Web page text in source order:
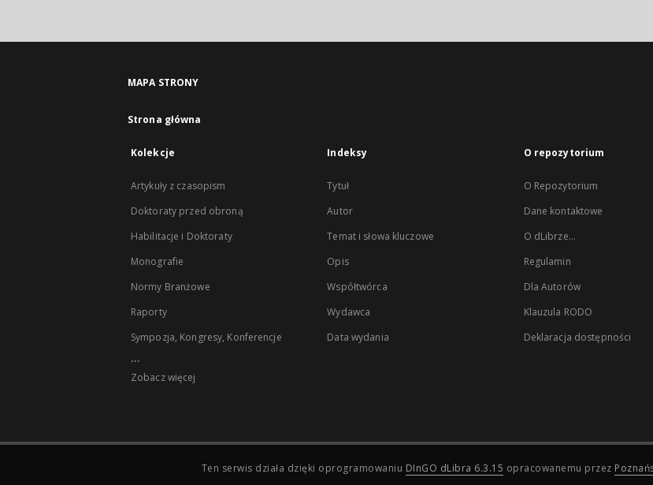
MAPA STRONY
Strona główna
Kolekcje
Artykuły z czasopism
Doktoraty przed obroną
Habilitacje i Doktoraty
Monografie
Normy Branżowe
Raporty
Sympozja, Kongresy, Konferencje
...
Zobacz więcej
Indeksy
Tytuł
Autor
Temat i słowa kluczowe
Opis
Współtwórca
Wydawca
Data wydania
O repozytorium
O Repozytorium
Dane kontaktowe
O dLibrze...
Regulamin
Dla Autorów
Klauzula RODO
Deklaracja dostępności
Ten serwis działa dzięki oprogramowaniu DInGO dLibra 6.3.15 opracowanemu przez